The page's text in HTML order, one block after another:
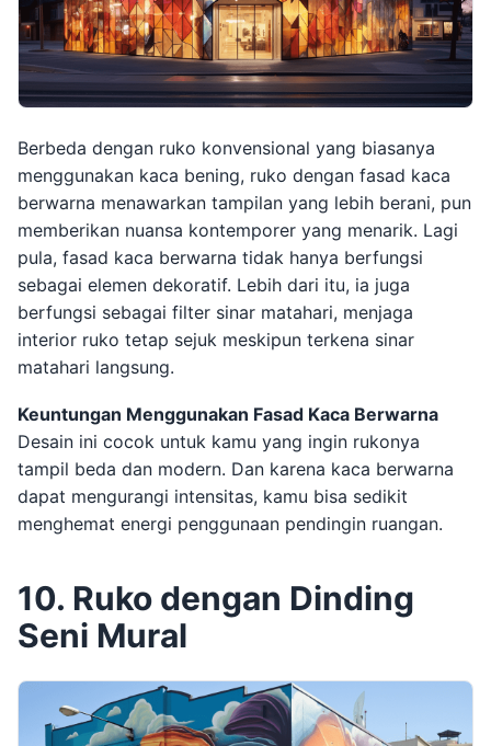
Berbeda dengan ruko konvensional yang biasanya
menggunakan kaca bening, ruko dengan fasad kaca
berwarna menawarkan tampilan yang lebih berani, pun
memberikan nuansa kontemporer yang menarik. Lagi
pula, fasad kaca berwarna tidak hanya berfungsi
sebagai elemen dekoratif. Lebih dari itu, ia juga
berfungsi sebagai filter sinar matahari, menjaga
interior ruko tetap sejuk meskipun terkena sinar
matahari langsung.
Keuntungan Menggunakan Fasad Kaca Berwarna
Desain ini cocok untuk kamu yang ingin rukonya
tampil beda dan modern. Dan karena kaca berwarna
dapat mengurangi intensitas, kamu bisa sedikit
menghemat energi penggunaan pendingin ruangan.
10. Ruko dengan Dinding
Seni Mural